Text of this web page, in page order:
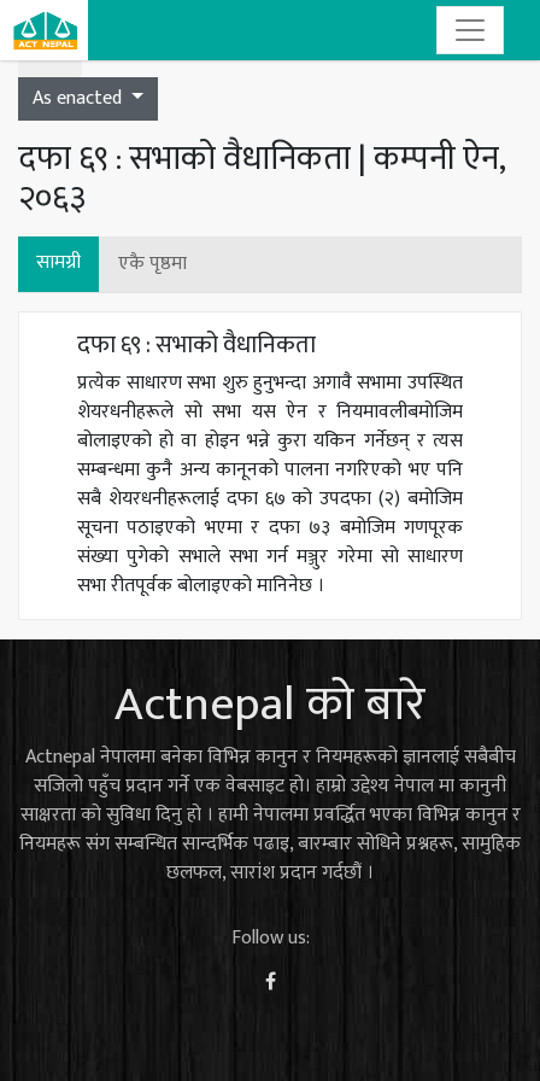
Toggle navigation
As enacted
दफा ६९ : सभाको वैधानिकता | कम्पनी ऐन,
२०६३
सामग्री एकै पृष्ठमा
दफा ६९ : सभाको वैधानिकता
प्रत्येक साधारण सभा शुरु हुनुभन्दा अगावै सभामा उपस्थित
शेयरधनीहरूले सो सभा यस ऐन र नियमावलीबमोजिम
बोलाइएको हो वा होइन भन्ने कुरा यकिन गर्नेछन् र त्यस
सम्बन्धमा कुनै अन्य कानूनको पालना नगरिएको भए पनि
सबै शेयरधनीहरूलाई दफा ६७ को उपदफा (२) बमोजिम
सूचना पठाइएको भएमा र दफा ७३ बमोजिम गणपूरक
संख्या पुगेको सभाले सभा गर्न मञ्जुर गरेमा सो साधारण
सभा रीतपूर्वक बोलाइएको मानिनेछ ।
Actnepal को बारे
Actnepal नेपालमा बनेका विभिन्न कानुन र नियमहरूको ज्ञानलाई सबैबीच
सजिलो पहुँच प्रदान गर्ने एक वेबसाइट हो। हाम्रो उद्देश्य नेपाल मा कानुनी
साक्षरता को सुविधा दिनु हो । हामी नेपालमा प्रवर्द्धित भएका विभिन्न कानुन र
नियमहरू संग सम्बन्धित सान्दर्भिक पढाइ, बारम्बार सोधिने प्रश्नहरू, सामुहिक
छलफल, सारांश प्रदान गर्दछौं ।
Follow us: